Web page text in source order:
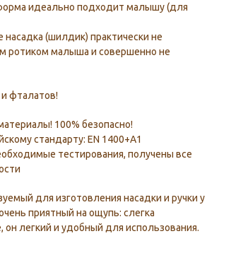
идеально подходит малышу (для
(шилдик) практически не
ротиком малыша и совершенно не
фталатов!
100% безопасно!
стандарту: EN 1400+A1
тестирования, получены все
для изготовления насадки и ручки у
приятный на ощупь: слегка
он легкий и удобный для использования.